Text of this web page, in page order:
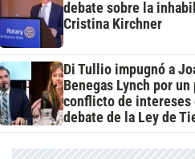
debate sobre la
Cristina Kirchner
Di Tullio impugnó a
Benegas Lynch por
conflicto de intereses
debate de la Ley de